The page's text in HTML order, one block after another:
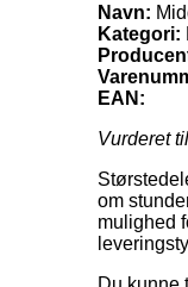
Navn:
Kategori:
EAN:
Vurderet til
om
mulighed